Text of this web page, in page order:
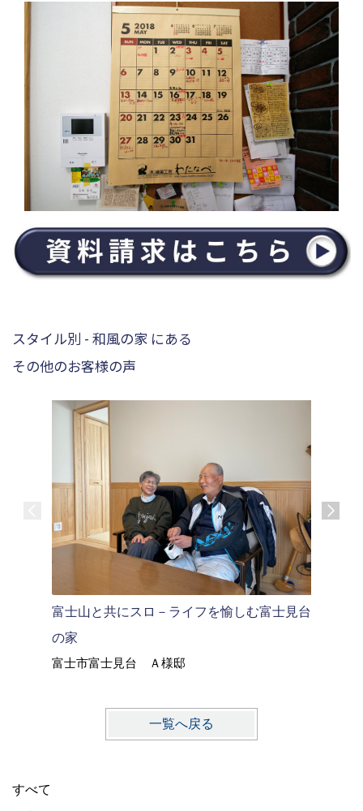
スタイル別 - 和風の家 にある
その他のお客様の声
富士山と共にスロ－ライフを愉しむ富士見台
の家
富士市富士見台 Ａ様邸
一覧へ戻る
すべて